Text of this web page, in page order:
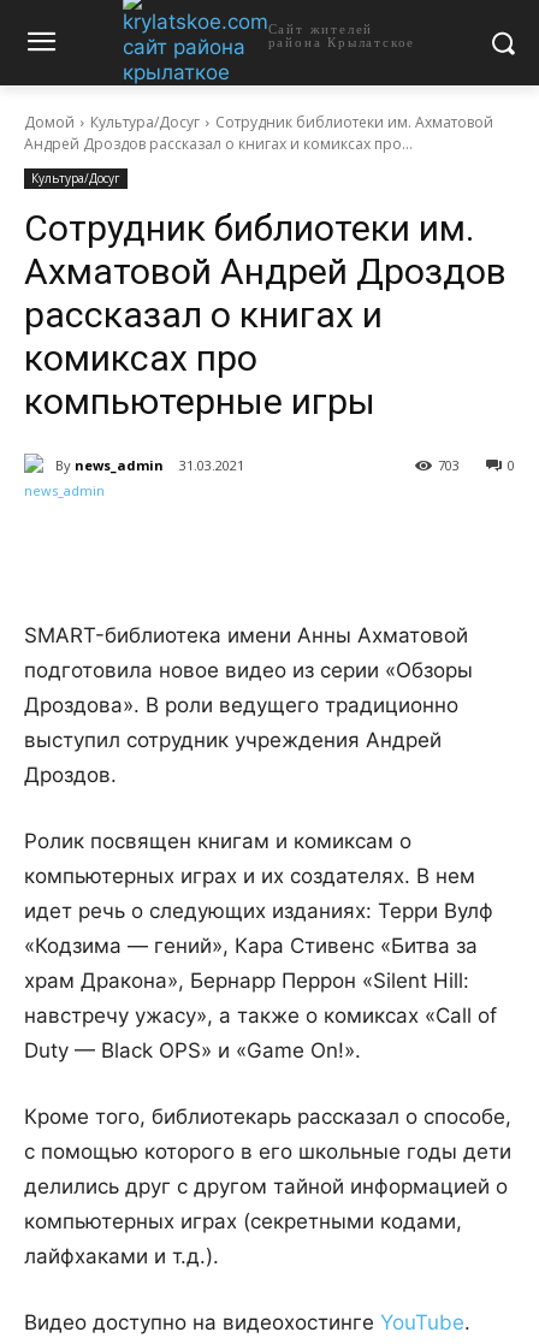
Сайт жителей
района Крылатское
Домой Культура/Досуг
Сотрудник библиотеки им. Ахматовой
Андрей Дроздов рассказал о книгах и комиксах про...
Культура/Досуг
Сотрудник библиотеки им.
Ахматовой Андрей Дроздов
рассказал о книгах и
комиксах про
компьютерные игры
By news_admin 31.03.2021 0
703
SMART-библиотека имени Анны Ахматовой
подготовила новое видео из серии «Обзоры
Дроздова». В роли ведущего традиционно
выступил сотрудник учреждения Андрей
Дроздов.
Ролик посвящен книгам и комиксам о
компьютерных играх и их создателях. В нем
идет речь о следующих изданиях: Терри Вулф
«Кодзима — гений», Кара Стивенс «Битва за
храм Дракона», Бернарр Перрон «Silent Hill:
навстречу ужасу», а также о комиксах «Call of
Duty — Black OPS» и «Game On!».
Кроме того, библиотекарь рассказал о способе,
с помощью которого в его школьные годы дети
делились друг с другом тайной информацией о
компьютерных играх (секретными кодами,
лайфхаками и т.д.).
Видео доступно на видеохостинге YouTube.